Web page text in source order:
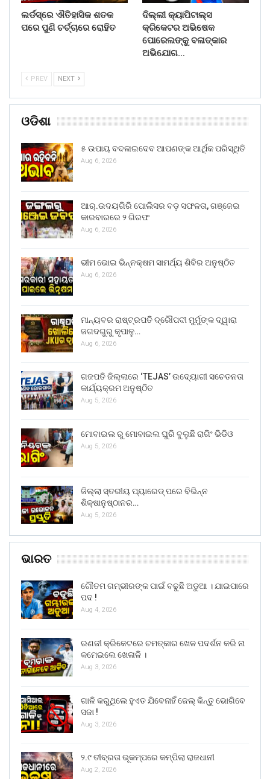
ଲର୍ଡସ୍‌ରେ ଐତିହାସିକ ଶତକ
ପରେ ପୁଣି ଚର୍ଚ୍ଚାରେ ରୋହିତ
ଦିଲ୍ଲୀ କ୍ୟାପିଟାଲ୍ସ
କ୍ରିକେଟର ଅଭିଷେକ
ପୋରେଲଙ୍କୁ ବଳାତ୍କାର
ଅଭିଯୋଗ…
PREV NEXT
ଓଡିଶା
୫ ଉପାୟ ବଦଳାଇଦେବ ଆପଣଙ୍କ ଆର୍ଥିକ ପରିସ୍ଥିତି
Aug 6, 2026
ଆର୍.ଉଦୟଗିରି ପୋଲିସର ବଡ଼ ସଫଳତା, ଗଞ୍ଜେଇ
କାରବାରରେ ୨ ଗିରଫ
Aug 6, 2026
ଭୀମ ଭୋଇ ଭିନ୍ନକ୍ଷମ ସାମର୍ଥ୍ୟ ଶିବିର ଅନୁଷ୍ଠିତ
Aug 6, 2026
ମାନ୍ୟବର ରାଷ୍ଟ୍ରପତି ଦ୍ରୌପଦୀ ମୁର୍ମୁଙ୍କ ଦ୍ୱାରା
ଜଗଦଗୁରୁ କୃପାଳୁ…
Aug 6, 2026
ଗଜପତି ଜିଲ୍ଲାରେ ‘TEJAS’ ଉଦ୍ୟୋଗୀ ସଚେତନତା
କାର୍ଯ୍ୟକ୍ରମ ଅନୁଷ୍ଠିତ
Aug 5, 2026
ମୋବାଇଲ ରୁ ମୋବାଇଲ ଘୁରି ବୁଲୁଛି ରାଗିଂ ଭିଡିଓ
Aug 5, 2026
ଜିଲ୍ଲା ସ୍ତରୀୟ ପ୍ୟାରେଡ୍ ପରେ ବିଭିନ୍ନ
ଶିକ୍ଷାନୁଷ୍ଠାନର…
Aug 5, 2026
ଭାରତ
ଗୌତମ ଗମ୍ଭୀରଙ୍କ ପାଇଁ ବଢୁଛି ଅଡୁଆ । ଯାଇପାରେ
ପଦ !
Aug 4, 2026
ରଣଜୀ କ୍ରିକେଟରେ ଚମତ୍କାର ଖେଳ ପଦର୍ଶନ କରି ନା
କମେଇଲେ ଖେଳାଳି ।
Aug 3, 2026
ଗାଳି କରୁଥିଲେ ହୁଏତ ଯିବେନାହିଁ ଜେଲ୍ କିନ୍ତୁ ଭୋଗିବେ
ସଜା !
Aug 3, 2026
୨.୯ ତୀବ୍ରତା ଭୂକମ୍ପରେ କମ୍ପିଲା ରାଜଧାନୀ
Aug 2, 2026